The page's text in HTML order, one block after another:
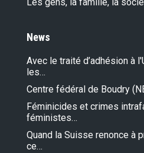
News
Avec le traité d’adhésion à
les…
Centre fédéral de Boudry
Féminicides et crimes
féministes…
Quand la Suisse renonce à
ce…